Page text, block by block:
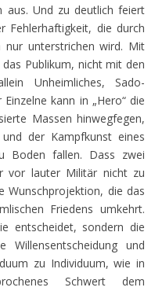
aus. Und zu deutlich feiert
Fehlerhaftigkeit, die durch
nur unterstrichen wird. Mit
Publikum, nicht mit den
Unheimliches, Sado-
kann in „Hero“ die
Massen hinwegfegen,
der Kampfkunst eines
Boden fallen. Dass zwei
vor lauter Militär nicht zu
Wunschprojektion, die das
Friedens umkehrt.
entscheidet, sondern die
und
zu Individuum, wie in
Schwert dem